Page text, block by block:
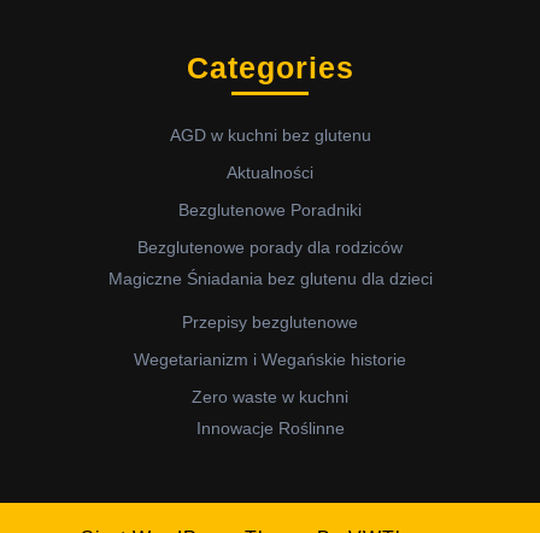
Categories
AGD w kuchni bez glutenu
Aktualności
Bezglutenowe Poradniki
Bezglutenowe porady dla rodziców
Magiczne Śniadania bez glutenu dla dzieci
Przepisy bezglutenowe
Wegetarianizm i Wegańskie historie
Zero waste w kuchni
Innowacje Roślinne